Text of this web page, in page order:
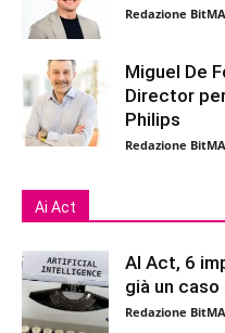
Redazione
Miguel De
Director
Philips
Redazione
Ai Act
AI Act, 6
già un caso
Redazione